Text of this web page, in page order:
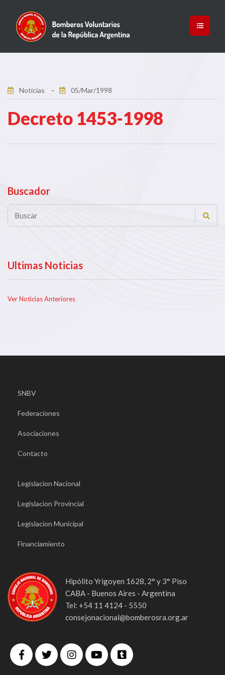
Noticias 05/Mar/1998
Decreto 1453-1998
Buscador
Ultimas Noticias
Ver Noticias Anteriores
SNBV
Federaciones
Asociaciones
Contacto
Legislacion Nacional
Legislacion Provincial
Legislacion Municipal
Financiamiento
Hipólito Yrigoyen 1628, 2° y 3° Piso
CABA - Buenos Aires - Argentina
Tel: +54 11 4124 - 5550
consejonacional@bomberosra.org.ar